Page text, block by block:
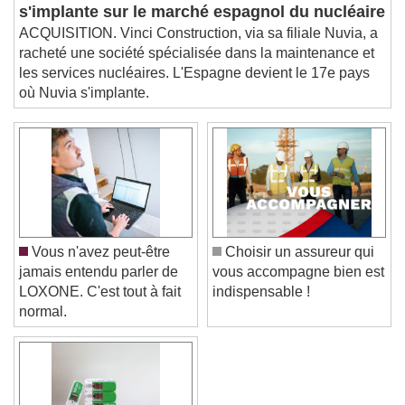
Picture-in-Picture
Fullscreen
This is a modal window.
Beginning of dialog window. Escape will cancel
and close the window.
Text
Color
Text Background
Color
Caption Area Background
Color Opacity
Font Size
s'implante sur le marché espagnol du nucléaire
ACQUISITION. Vinci Construction, via sa filiale Nuvia, a
racheté une société spécialisée dans la maintenance et
les services nucléaires. L'Espagne devient le 17e pays
où Nuvia s'implante.
Vous n'avez peut-être
jamais entendu parler de
LOXONE. C'est tout à fait
normal.
Choisir un assureur qui
vous accompagne bien est